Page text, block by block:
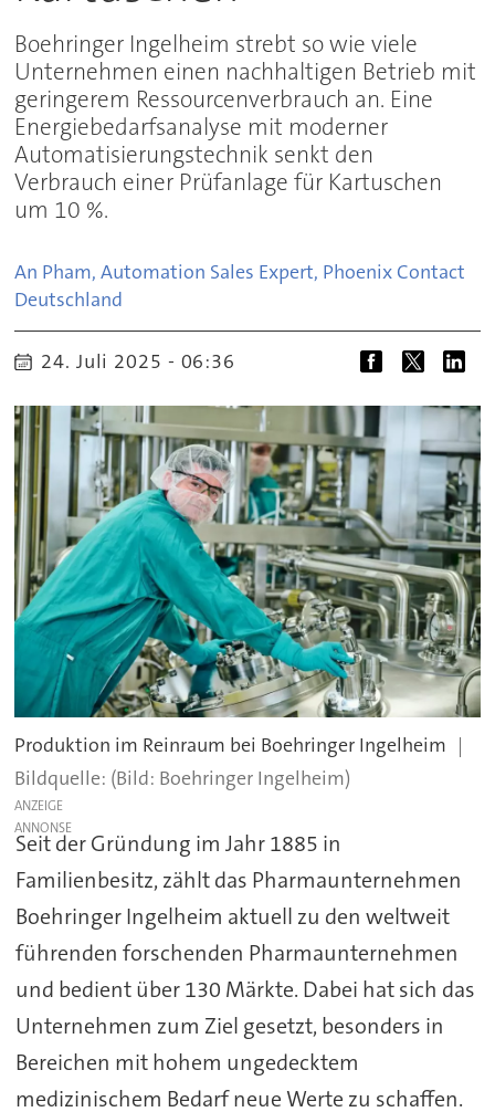
Boehringer Ingelheim strebt so wie viele
Unternehmen einen nachhaltigen Betrieb mit
geringerem Ressourcenverbrauch an. Eine
Energiebedarfsanalyse mit moderner
Automatisierungstechnik senkt den
Verbrauch einer Prüfanlage für Kartuschen
um 10 %.
An Pham, Automation Sales Expert, Phoenix Contact
Deutschland
24. Juli 2025 - 06:36
Produktion im Reinraum bei Boehringer Ingelheim
(Bild: Boehringer Ingelheim)
ANZEIGE
Seit der Gründung im Jahr 1885 in
Familienbesitz, zählt das Pharmaunternehmen
Boehringer Ingelheim aktuell zu den weltweit
führenden forschenden Pharmaunternehmen
und bedient über 130 Märkte. Dabei hat sich das
Unternehmen zum Ziel gesetzt, besonders in
Bereichen mit hohem ungedecktem
medizinischem Bedarf neue Werte zu schaffen.